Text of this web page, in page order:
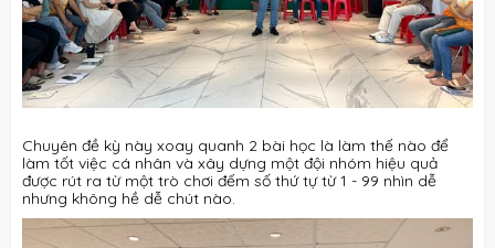
Chuyên đề kỳ này xoay quanh 2 bài học là làm thế nào để
làm tốt việc cá nhân và xây dựng một đội nhóm hiệu quả
được rút ra từ một trò chơi đếm số thứ tự từ 1 - 99 nhìn dễ
nhưng không hề dễ chút nào.